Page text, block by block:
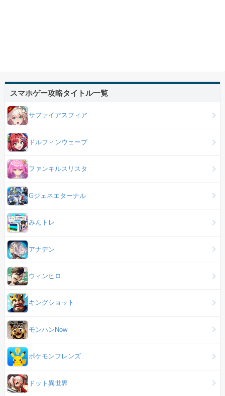
スマホゲー攻略タイトル一覧
サファイアスフィア
ドルフィンウェーブ
ファンキルスリスタ
Gジェネエターナル
みんトレ
アナデン
ウィンヒロ
キングショット
モンハンNow
ポケモンフレンズ
ドット異世界